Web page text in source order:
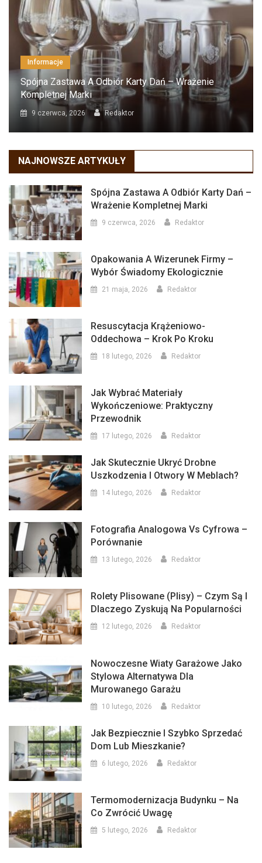
Informacje
Spójna Zastawa A Odbiór Karty Dań – Wrażenie
Kompletnej Marki
9 czerwca, 2026 Redaktor
NAJNOWSZE ARTYKUŁY
Spójna Zastawa A Odbiór Karty Dań –
Wrażenie Kompletnej Marki
9 czerwca, 2026 Redaktor
Opakowania A Wizerunek Firmy –
Wybór Świadomy Ekologicznie
21 maja, 2026 Redaktor
Resuscytacja Krążeniowo-
Oddechowa – Krok Po Kroku
18 lutego, 2026 Redaktor
Jak Wybrać Materiały
Wykończeniowe: Praktyczny
Przewodnik
17 lutego, 2026 Redaktor
Jak Skutecznie Ukryć Drobne
Uszkodzenia I Otwory W Meblach?
14 lutego, 2026 Redaktor
Fotografia Analogowa Vs Cyfrowa –
Porównanie
13 lutego, 2026 Redaktor
Rolety Plisowane (plisy) – Czym Są I
Dlaczego Zyskują Na Popularności
12 lutego, 2026 Redaktor
Nowoczesne Wiaty Garażowe Jako
Stylowa Alternatywa Dla
Murowanego Garażu
10 lutego, 2026 Redaktor
Jak Bezpiecznie I Szybko Sprzedać
Dom Lub Mieszkanie?
6 lutego, 2026 Redaktor
Termomodernizacja Budynku – Na
Co Zwrócić Uwagę
5 lutego, 2026 Redaktor